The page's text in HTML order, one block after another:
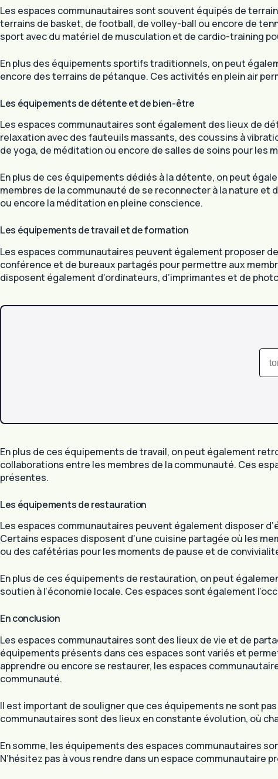
Les espaces communautaires sont souvent équipés de
terrains de basket, de football, de volley-ball ou encore de
sport avec du matériel de musculation et de cardio-training
En plus des équipements sportifs traditionnels, on peut
encore des terrains de pétanque. Ces activités en plein air
Les équipements de détente et de bien-être
Les espaces communautaires sont également des lieux de
relaxation avec des fauteuils massants, des coussins à
de yoga, de méditation ou encore de salles de soins pour les
En plus de ces équipements dédiés à la détente, on peut
membres de la communauté de se reconnecter à la nature
ou encore la méditation en pleine conscience.
Les équipements de travail et de formation
Les espaces communautaires peuvent également proposer
conférence et de bureaux partagés pour permettre aux
disposent également d’ordinateurs, d’imprimantes et de
En plus de ces équipements de travail, on peut également
collaborations entre les membres de la communauté. Ces
présentes.
Les équipements de restauration
Les espaces communautaires peuvent également disposer
Certains espaces disposent d’une cuisine partagée où les
ou des cafétérias pour les moments de pause et de
En plus de ces équipements de restauration, on peut
soutien à l’économie locale. Ces espaces sont également
En conclusion
Les espaces communautaires sont des lieux de vie et de
équipements présents dans ces espaces sont variés et
apprendre ou encore se restaurer, les espaces
communauté.
Il est important de souligner que ces équipements ne sont
communautaires sont des lieux en constante évolution, où
En somme, les équipements des espaces communautaires
N’hésitez pas à vous rendre dans un espace